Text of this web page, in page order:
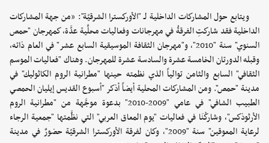
ويتابع حول المشاركات الداخلية لـ "الأوركسترا الشرقيّة": «من جهة المشاركات
الداخلية فقد شاركتِ الفرقةُ في مهرجانات وفعاليات محلِّية عدَّة، كمهرجان "حمص
السنوي" سنة "2010"، و"مهرجان الثقافة الموسيقية السابع عشر" في العام ذاته،
وقبله الدورتان الخامسة عشرة والسادسة عشرة للمهرجان. وهناك "فعاليات الموسم
الثقافي" السابع والثامن توالياً الذي نظمته حينها "مطرانية الروم الكاثوليك" في
مدينة "حمص". ومن المشاركات المحلية أيضاً أذكر "أسبوع القديس إيليان الحمصي
الطبيب الشافي" في عامي "2009-2010" بدعوة موجَّهة من "مطرانية الروم
الأرثوذكس"، وشاركْنَا في فعاليات "يوم المعاق العربي" التي نظَّمتها "جمعية الرجاء
لرعاية المعوقين" سنة "2009"، وكان لفرقة الأوركسترا الشرقيّة حضورٌ في مدينة